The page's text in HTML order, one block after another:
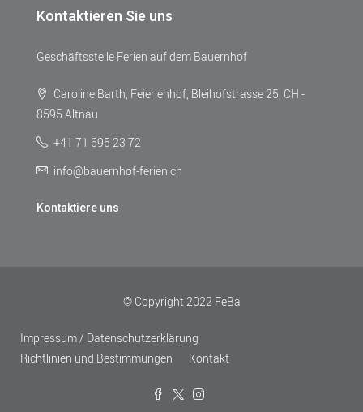
Kontaktieren Sie uns
Geschäftsstelle Ferien auf dem Bauernhof
Caroline Barth, Feierlenhof, Bleihofstrasse 25, CH -
8595 Altnau
+41 71 695 23 72
info@bauernhof-ferien.ch
Kontaktiere uns
© Copyright 2022 FeBa
Impressum / Datenschutzerklärung
Richtlinien und Bestimmungen
Kontakt